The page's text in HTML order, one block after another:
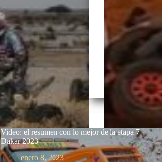
Video: el resumen con lo mejor de la etapa 7 –
Dakar 2023
enero 8, 2023